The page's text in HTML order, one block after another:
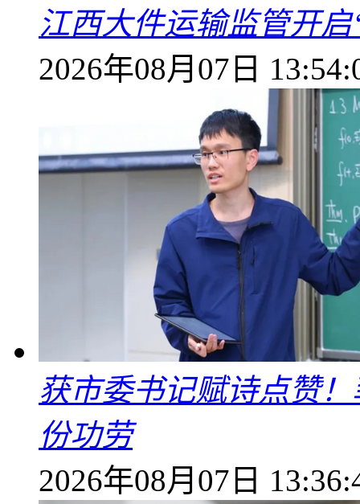
江西大件运输监管开
2026年08月07日
获市委书记赋诗点赞
份功劳
2026年08月07日